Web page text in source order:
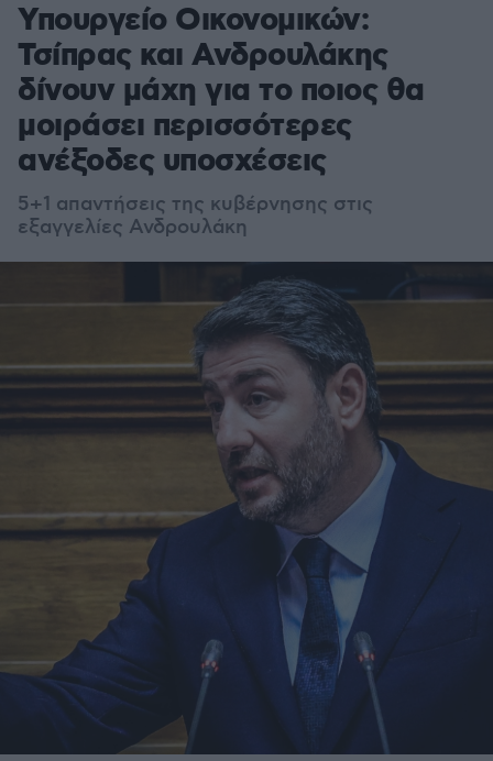
Υπουργείο Οικονομικών:
Τσίπρας και Ανδρουλάκης
δίνουν μάχη για το ποιος θα
μοιράσει περισσότερες
ανέξοδες υποσχέσεις
5+1 απαντήσεις της κυβέρνησης στις
εξαγγελίες Ανδρουλάκη